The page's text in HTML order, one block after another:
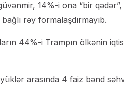
14%-i ona “bir
rəy formalaşdırmayıb.
44%-i Trampın ölkənin
arasında 4 faiz bənd